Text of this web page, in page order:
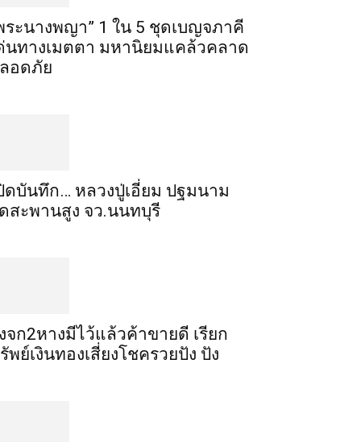
ระ​นาง​พญา” 1 ใน 5​ ชุดเบญจ​ภาคี​
นทางเมตตา​ มหา​นิยม​แคล้วคลาด​
อดภัย​
ดบันทึก… หลวงปู่เอี่ยม ​ปฐม​นาม​
สะพานสูง​ จว.นนทบุรี
จก​2​หาง​มีไว้แล้ว​ค้าขาย​ดี​ เรียก​
พย์เงินทอง​เสี่ยงโชค​รวยปัง​ ปัง​